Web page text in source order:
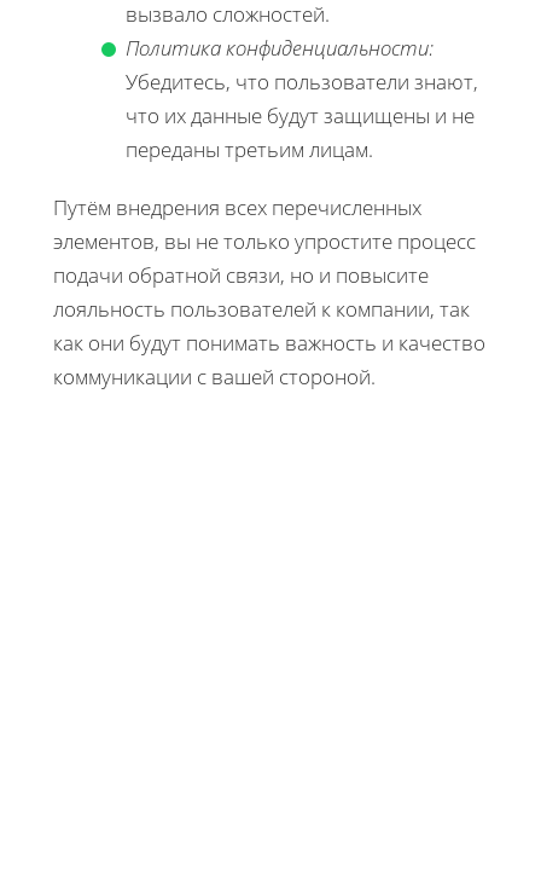
вызвало сложностей.
Политика конфиденциальности:
Убедитесь, что пользователи знают,
что их данные будут защищены и не
переданы третьим лицам.
Путём внедрения всех перечисленных
элементов, вы не только упростите процесс
подачи обратной связи, но и повысите
лояльность пользователей к компании, так
как они будут понимать важность и качество
коммуникации с вашей стороной.